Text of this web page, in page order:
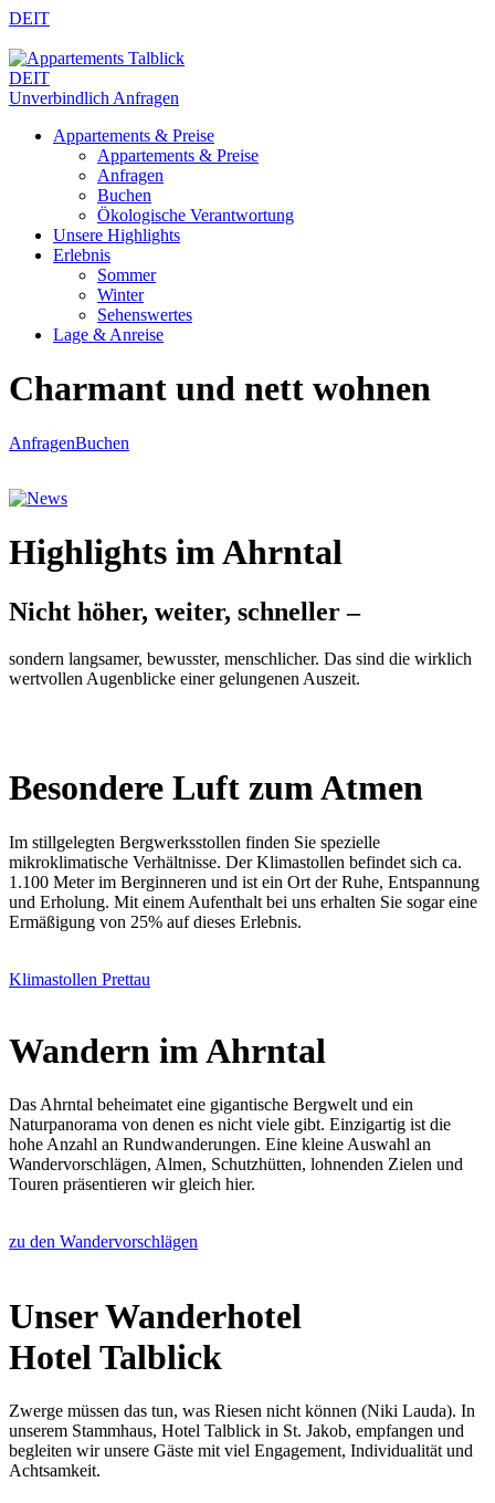
DEIT
DEIT
Unverbindlich Anfragen
Appartements & Preise
Appartements & Preise
Anfragen
Buchen
Ökologische Verantwortung
Unsere Highlights
Erlebnis
Sommer
Winter
Sehenswertes
Lage & Anreise
Charmant und nett wohnen
AnfragenBuchen
Highlights im Ahrntal
Nicht höher, weiter, schneller –
sondern langsamer, bewusster, menschlicher. Das sind die wirklich
wertvollen Augenblicke einer gelungenen Auszeit.
Besondere Luft zum Atmen
Im stillgelegten Bergwerksstollen finden Sie spezielle
mikroklimatische Verhältnisse. Der Klimastollen befindet sich ca.
1.100 Meter im Berginneren und ist ein Ort der Ruhe, Entspannung
und Erholung. Mit einem Aufenthalt bei uns erhalten Sie sogar eine
Ermäßigung von 25% auf dieses Erlebnis.
Klimastollen Prettau
Wandern im Ahrntal
Das Ahrntal beheimatet eine gigantische Bergwelt und ein
Naturpanorama von denen es nicht viele gibt. Einzigartig ist die
hohe Anzahl an Rundwanderungen. Eine kleine Auswahl an
Wandervorschlägen, Almen, Schutzhütten, lohnenden Zielen und
Touren präsentieren wir gleich hier.
zu den Wandervorschlägen
Unser Wanderhotel
Hotel Talblick
Zwerge müssen das tun, was Riesen nicht können (Niki Lauda). In
unserem Stammhaus, Hotel Talblick in St. Jakob, empfangen und
begleiten wir unsere Gäste mit viel Engagement, Individualität und
Achtsamkeit.